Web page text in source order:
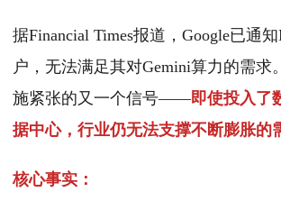
据Financial Times报道，Google已通
户，无法满足其对Gemini算力的需求
施紧张的又一个信号——即使投入了
据中心，行业仍无法支撑不断膨胀的
核心事实：